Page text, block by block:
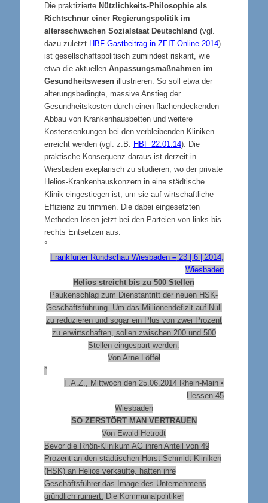
Die praktizierte Nützlichkeits-Philosophie als
Richtschnur einer Regierungspolitik im
altersschwachen Sozialstaat Deutschland (vgl.
dazu zuletzt HBF-Gastbeitrag in ZEIT-Online 2014)
ist gesellschaftspolitisch zumindest riskant, wie
etwa die aktuellen Anpassungsmaßnahmen im
Gesundheitswesenillustrieren. So soll etwa der
alterungsbedingte, massive Anstieg der
Gesundheitskosten durch einen flächendeckenden
Abbau von Krankenhausbetten und weitere
Kostensenkungen bei den verbleibenden Kliniken
erreicht werden (vgl. z.B. HBF 22.01.14). Die
praktische Konsequenz daraus ist derzeit in
Wiesbaden exeplarisch zu studieren, wo der private
Helios-Krankenhauskonzern in eine städtische
Klinik eingestiegen ist, um sie auf wirtschaftliche
Effizienz zu trimmen. Die dabei eingesetzten
Methoden lösen jetzt bei den Parteien von links bis
rechts Entsetzen aus:
°
Frankfurter Rundschau Wiesbaden – 23 | 6 | 2014,
Wiesbaden
Helios streicht bis zu 500 Stellen
Paukenschlag zum Dienstantritt der neuen HSK-
Geschäftsführung. Um das Millionendefizit auf Null
zu reduzieren und sogar ein Plus von zwei Prozent
zu erwirtschaften, sollen zwischen 200 und 500
Stellen eingespart werden
Von Arne Löffel
°
F.A.Z., Mittwoch den 25.06.2014 Rhein-Main •
Hessen 45
Wiesbaden
SO ZERSTÖRT MAN VERTRAUEN
Von Ewald Hetrodt
Bevor die Rhön-Klinikum AG ihren Anteil von 49
Prozent an den städtischen Horst-Schmidt-Kliniken
(HSK) an Helios verkaufte, hatten ihre
Geschäftsführer das Image des Unternehmens
gründlich ruiniert. Die Kommunalpolitiker